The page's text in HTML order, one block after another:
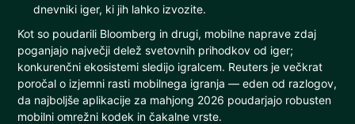
dnevniki iger, ki jih lahko izvozite.
Kot so poudarili Bloomberg in drugi, mobilne naprave zdaj
poganjajo največji delež svetovnih prihodkov od iger;
konkurenčni ekosistemi sledijo igralcem. Reuters je večkrat
poročal o izjemni rasti mobilnega igranja — eden od razlogov,
da najboljše aplikacije za mahjong 2026 poudarjajo robusten
mobilni omrežni kodek in čakalne vrste.